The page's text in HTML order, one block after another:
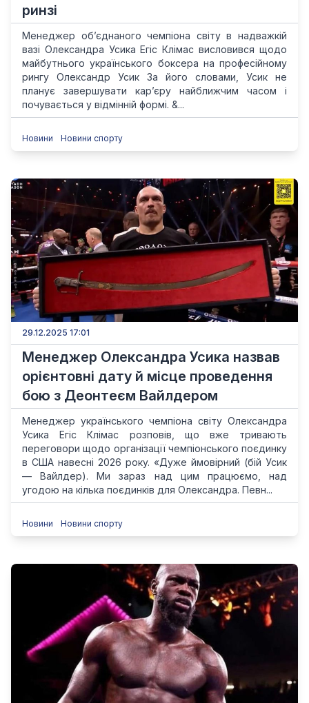
ринзі
Менеджер об’єднаного чемпіона світу в надважкій
вазі Олександра Усика Егіс Клімас висловився щодо
майбутнього українського боксера на професійному
рингу Олександр Усик За його словами, Усик не
планує завершувати кар’єру найближчим часом і
почувається у відмінній формі. &...
Новини Новини спорту
29.12.2025 17:01
Менеджер Олександра Усика назвав
орієнтовні дату й місце проведення
бою з Деонтеєм Вайлдером
Менеджер українського чемпіона світу Олександра
Усика Егіс Клімас розповів, що вже тривають
переговори щодо організації чемпіонського поєдинку
в США навесні 2026 року. «Дуже ймовірний (бій Усик
— Вайлдер). Ми зараз над цим працюємо, над
угодою на кілька поєдинків для Олександра. Певн...
Новини Новини спорту